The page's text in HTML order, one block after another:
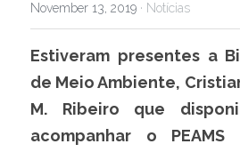
November 13, 2019 · Notícias
Estiveram presentes a
de Meio Ambiente,
M. Ribeiro que
acompanhar o